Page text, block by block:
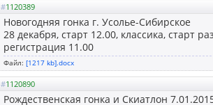
#1120389
Новогодняя гонка г. Усолье-Сибирское
28 декабря, старт 12.00, классика, старт
регистрация 11.00
Файл: [1217 kb].docx
#1120890
Рождественская гонка и Скиатлон